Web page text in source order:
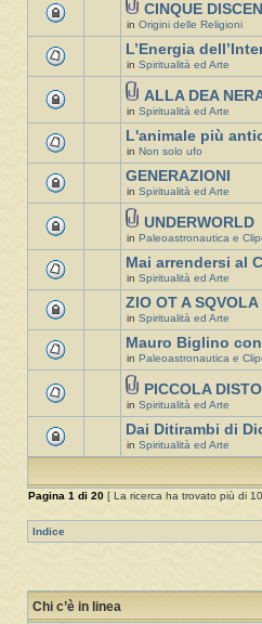
CINQUE
in Origini delle Religioni
L’Energia
in Spiritualità ed Arte
ALLA DEA
in Spiritualità ed Arte
L'animale più
in Non solo ufo
GENERAZIONI
in Spiritualità ed Arte
UNDERWORLD
in Paleoastronautica e
Mai arrendersi al
in Spiritualità ed Arte
ZIO OT A
in Spiritualità ed Arte
Mauro Biglino
in Paleoastronautica e
PICCOLA
in Spiritualità ed Arte
Dai Ditirambi di
in Spiritualità ed Arte
Pagina 1 di 20 [ La ricerca ha trovato più di
Indice
Chi c’è in linea